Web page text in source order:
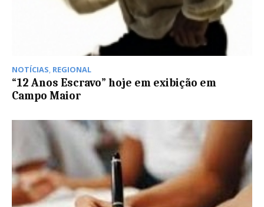
NOTÍCIAS, REGIONAL
“12 Anos Escravo” hoje em exibição em
Campo Maior